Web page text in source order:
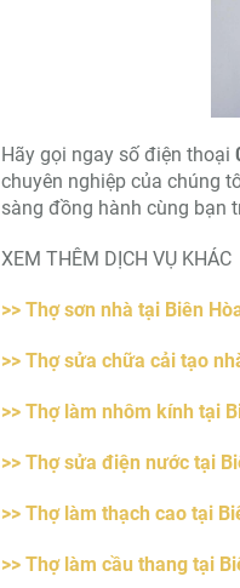
Hãy gọi ngay số điện thoại
chuyên nghiệp của chúng
sàng đồng hành cùng bạn
XEM THÊM DỊCH VỤ KHÁC
>> Thợ sơn nhà tại Biên
>> Thợ sửa chữa cải tạo
>> Thợ làm nhôm kính tại
>> Thợ sửa điện nước tại
>> Thợ làm thạch cao tại
>> Thợ làm cầu thang tại